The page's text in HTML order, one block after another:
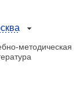
методическая